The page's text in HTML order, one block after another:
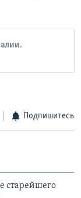
Подпишитесь
старейшего